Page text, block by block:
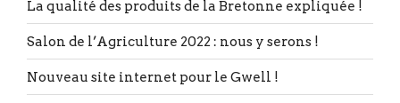
La qualité des produits de la Bretonne expliquée !
Salon de l’Agriculture 2022 : nous y serons !
Nouveau site internet pour le Gwell !